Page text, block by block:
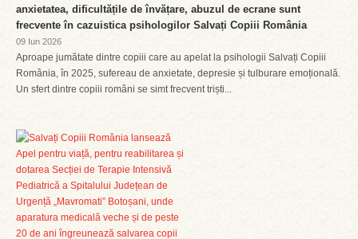
anxietatea, dificultățile de învățare, abuzul de ecrane sunt
frecvente în cazuistica psihologilor Salvați Copiii România
09 Iun 2026
Aproape jumătate dintre copiii care au apelat la psihologii Salvați Copiii
România, în 2025, sufereau de anxietate, depresie și tulburare emoțională.
Un sfert dintre copiii români se simt frecvent triști...